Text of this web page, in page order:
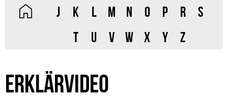
J
K L M N O P R
S
T
U V W X Y Z
ERKLÄRVIDEO